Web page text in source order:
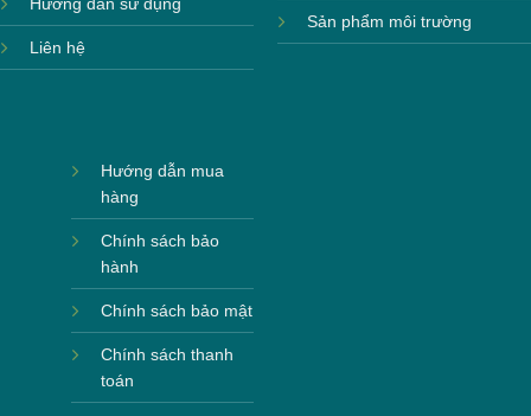
Hướng dẫn sử dụng
Liên hệ
Sản phẩm môi trường
Hướng dẫn mua
hàng
Chính sách bảo
hành
Chính sách bảo mật
Chính sách thanh
toán